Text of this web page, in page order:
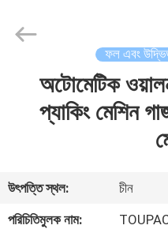
আমাদের
সম্পর্কে
ফল এবং
অটোমেটিক
প্যাকিং মেশিন
উৎপত্তি স্থল:
চীন
পরিচিতিমুলক নাম: